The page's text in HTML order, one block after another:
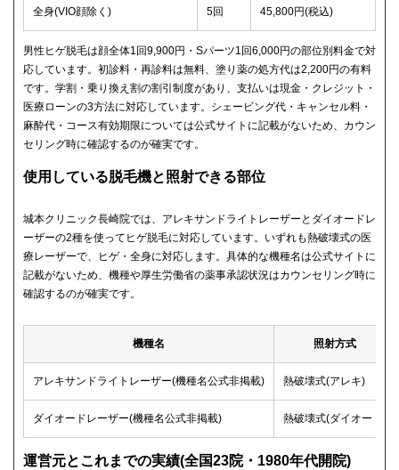
全身(VIO顔除く) 5回 45,800円(税込)
男性ヒゲ脱毛は顔全体1回9,900円・Sパーツ1回6,000円の部位別料金で対
応しています。初診料・再診料は無料、塗り薬の処方代は2,200円の有料
です。学割・乗り換え割の割引制度があり、支払いは現金・クレジット・
医療ローンの3方法に対応しています。シェービング代・キャンセル料・
麻酔代・コース有効期限については公式サイトに記載がないため、カウン
セリング時に確認するのが確実です。
使用している脱毛機と照射できる部位
城本クリニック長崎院では、アレキサンドライトレーザーとダイオードレ
ーザーの2種を使ってヒゲ脱毛に対応しています。いずれも熱破壊式の医
療レーザーで、ヒゲ・全身に対応します。具体的な機種名は公式サイトに
記載がないため、機種や厚生労働省の薬事承認状況はカウンセリング時に
確認するのが確実です。
機種名 照射方式
アレキサンドライトレーザー(機種名公式非掲載) 熱破壊式(アレキ)
ダイオードレーザー(機種名公式非掲載) 熱破壊式(ダイオード)
運営元とこれまでの実績(全国23院・1980年代開院)